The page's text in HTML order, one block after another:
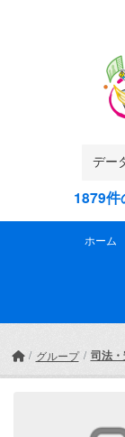
1879
ホーム
グループ 司法